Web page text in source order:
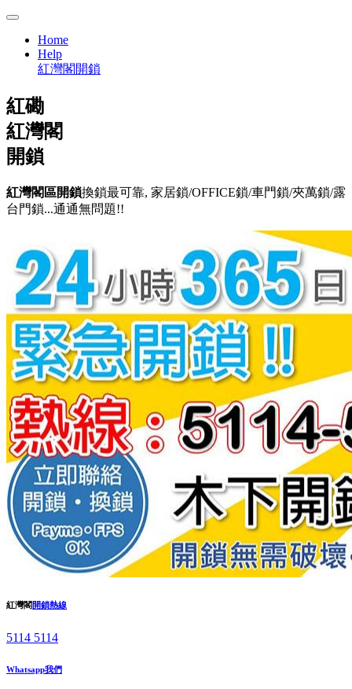
Home
Help
紅灣閣開鎖
紅磡
紅灣閣
開鎖
紅灣閣區開鎖換鎖最可靠, 家居鎖/OFFICE鎖/車門鎖/夾萬鎖/露
台門鎖...通通無問題!!
紅灣閣開鎖熱線
5114 5114
Whatsapp我們